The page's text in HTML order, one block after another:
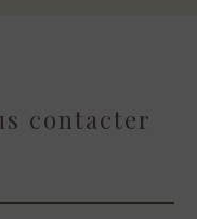
contacter